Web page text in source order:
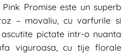
Promise este un superb
– movaliu, cu varfurile si
pictate intr-o nuanta
viguroasa, cu tije florale